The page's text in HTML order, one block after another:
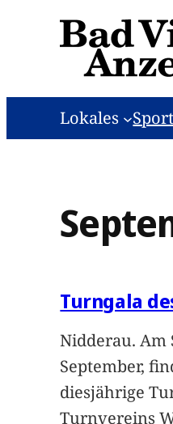
Lokales
Turngala
Nidderau. Am
September,
diesjährige
Turnvereins